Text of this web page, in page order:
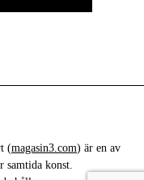
(magasin3.com) är en av
samtida konst.